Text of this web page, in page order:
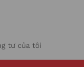
tư của tôi